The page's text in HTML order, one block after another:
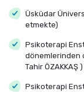
Üsküdar
etmekte)
Psikoterapi
dönemlerinden
Tahir ÖZAKKAŞ )
Psikoterapi